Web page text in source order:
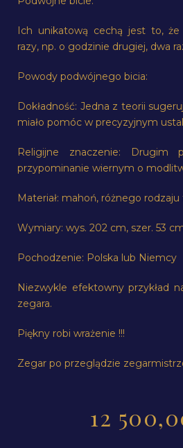
Ich unikatową cechą jest to, że
razy, np. o godzinie drugiej, dwa
Powody podwójnego bicia:
Dokładność: Jedna z teorii
miało pomóc w precyzyjnym
Religijne znaczenie: Drugim
przypominanie wiernym o
Materiał: mahoń, różnego
Wymiary: wys. 202 cm, szer. 53
Pochodzenie: Polska lub Niemcy
Niezwykle efektowny przykład
zegara.
Piękny robi wrażenie !!!
Zegar po przeglądzie
12